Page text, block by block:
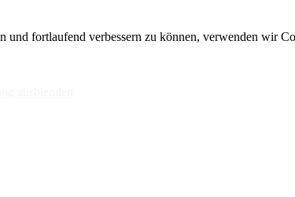
und fortlaufend verbessern zu können, verwenden wir